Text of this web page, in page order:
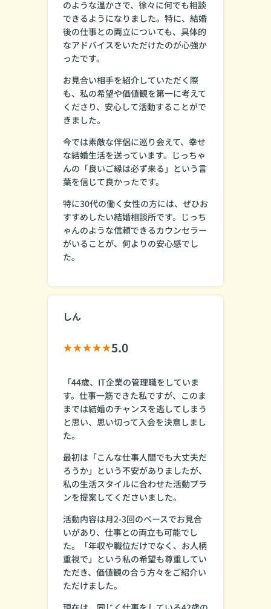
のような温かさで、徐々に何でも相談
できるようになりました。特に、結婚
後の仕事との両立についても、具体的
なアドバイスをいただけたのが心強か
ったです。
お見合い相手を紹介していただく際
も、私の希望や価値観を第一に考えて
くださり、安心して活動することがで
きました。
今では素敵な伴侶に巡り会えて、幸せ
な結婚生活を送っています。じっちゃ
んの「良いご縁は必ず来る」という言
葉を信じて良かったです。
特に30代の働く女性の方には、ぜひお
すすめしたい結婚相談所です。じっち
ゃんのような信頼できるカウンセラー
がいることが、何よりの安心感でし
た。
しん
5.0
「44歳、IT企業の管理職をしていま
す。仕事一筋できた私ですが、このま
までは結婚のチャンスを逃してしまう
と思い、思い切って入会を決意しまし
た。
最初は「こんな仕事人間でも大丈夫だ
ろうか」という不安がありましたが、
私の生活スタイルに合わせた活動プラ
ンを提案してくださいました。
活動内容は月2-3回のペースでお見合
いがあり、仕事との両立も可能でし
た。「年収や職位だけでなく、お人柄
重視で」という私の希望も尊重してい
ただき、価値観の合う方々をご紹介い
ただけました。